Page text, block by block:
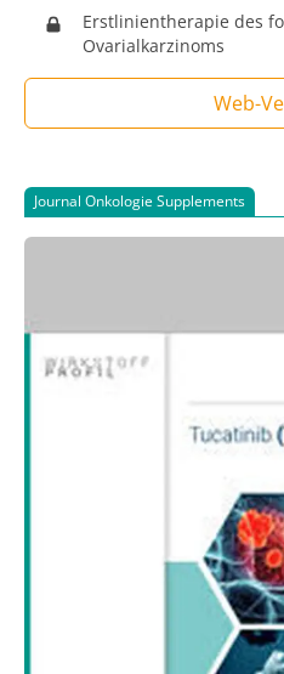
Erstlinientherapie des
Ovarialkarzinoms
Web-
Journal Onkologie Supplements